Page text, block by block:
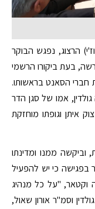
הרצוג, נפגש הבוקר
בעת ביקורו הרשמי
הסאנט בראשותו.
אמו של סגן הדר
איתן וגופתו מוחזקת
וביקשה ממנו ומדינתו
כי יש להפעיל
וקטאר, "על כל מנהיג
וסמ"ר אורון שאול,